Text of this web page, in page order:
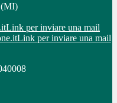
(MI)
Link per inviare una mail
Link per inviare una mail